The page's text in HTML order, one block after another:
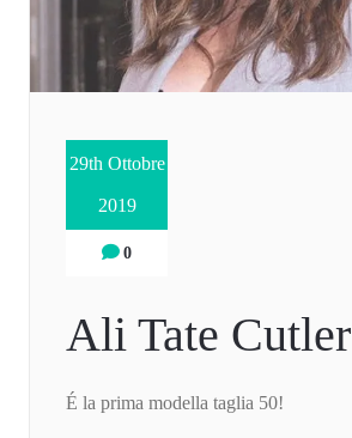
29th Ottobre
2019
0
Ali Tate Cutler
É la prima modella taglia 50!